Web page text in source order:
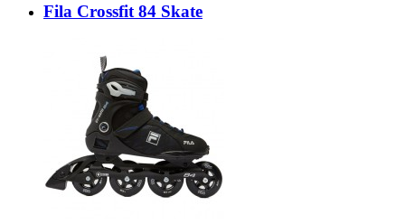
Fila Crossfit 84 Skate